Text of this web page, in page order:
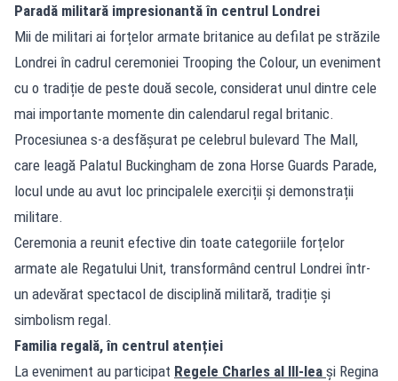
Paradă militară impresionantă în centrul Londrei
Mii de militari ai forțelor armate britanice au defilat pe străzile
Londrei în cadrul ceremoniei Trooping the Colour, un eveniment
cu o tradiție de peste două secole, considerat unul dintre cele
mai importante momente din calendarul regal britanic.
Procesiunea s-a desfășurat pe celebrul bulevard The Mall,
care leagă Palatul Buckingham de zona Horse Guards Parade,
locul unde au avut loc principalele exerciții și demonstrații
militare.
Ceremonia a reunit efective din toate categoriile forțelor
armate ale Regatului Unit, transformând centrul Londrei într-
un adevărat spectacol de disciplină militară, tradiție și
simbolism regal.
Familia regală, în centrul atenției
La eveniment au participat Regele Charles al III-lea și Regina